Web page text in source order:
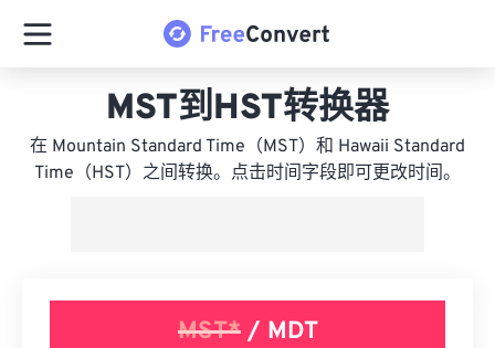
MST到HST转换器
在 Mountain Standard Time（MST）和 Hawaii Standard
Time（HST）之间转换。点击时间字段即可更改时间。
MST*/ MDT